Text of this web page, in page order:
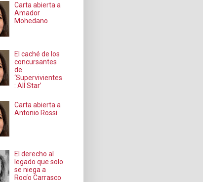
Carta abierta a
Amador
Mohedano
El caché de los
concursantes
de
‘Supervivientes
: All Star’
Carta abierta a
Antonio Rossi
El derecho al
legado que solo
se niega a
Rocío Carrasco